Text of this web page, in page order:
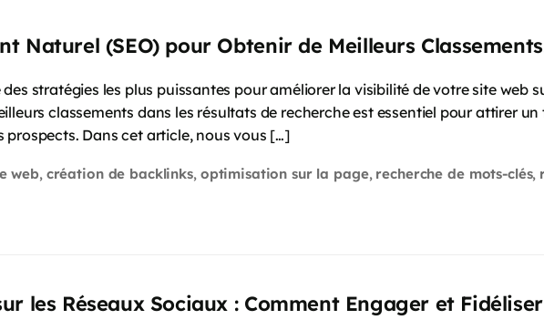
Naturel (SEO) pour Obtenir de Meilleurs
stratégies les plus puissantes pour améliorer la visibilité de votre site web
classements dans les résultats de recherche est essentiel pour attirer
Dans cet article, nous vous […]
web, création de backlinks, optimisation sur la page, recherche de mots-clés,
les Réseaux Sociaux : Comment Engager et